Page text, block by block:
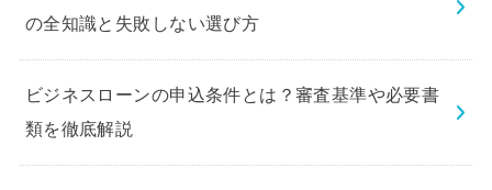
の全知識と失敗しない選び方
ビジネスローンの申込条件とは？審査基準や必要書
類を徹底解説